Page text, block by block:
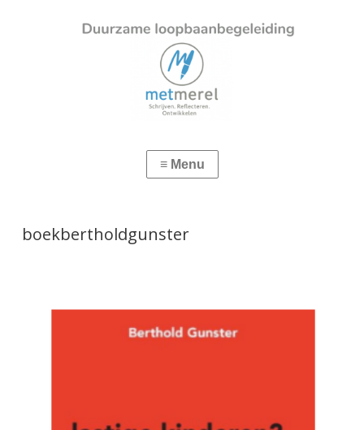
boekbertholdgunster